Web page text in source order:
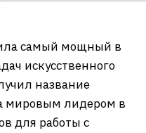
самый мощный в
искусственного
название
мировым лидером в
для работы с